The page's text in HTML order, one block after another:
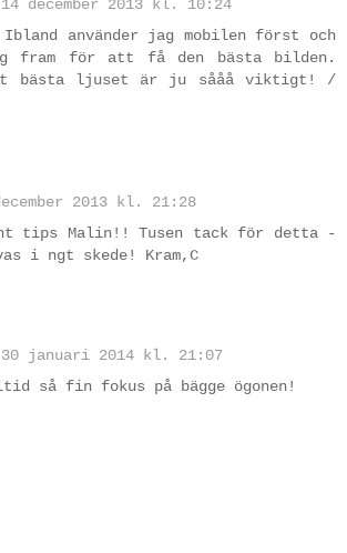
14 december 2013 kl. 10:24
Ibland använder jag mobilen först och
fram för att få den bästa bilden.
bästa ljuset är ju sååå viktigt! /
2013 kl. 21:28
tips Malin!! Tusen tack för detta -
i ngt skede! Kram,C
30 januari 2014 kl. 21:07
så fin fokus på bägge ögonen!